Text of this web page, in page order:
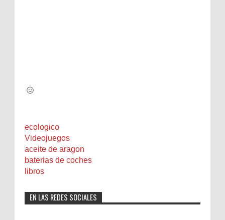
ecologico
Videojuegos
aceite de aragon
baterias de coches
libros
EN LAS REDES SOCIALES